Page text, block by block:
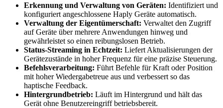
Erkennung und Verwaltung von Geräten: Identifiziert und
konfiguriert angeschlossene Haply Geräte automatisch.
Verwaltung der Eigentümerschaft: Verwaltet den Zugriff
auf Geräte über mehrere Anwendungen hinweg und
gewährleistet so einen reibungslosen Betrieb.
Status-Streaming in Echtzeit: Liefert Aktualisierungen der
Gerätezustände in hoher Frequenz für eine präzise Steuerung.
Befehlsverarbeitung: Führt Befehle für Kraft oder Position
mit hoher Wiedergabetreue aus und verbessert so das
haptische Feedback.
Hintergrundbetrieb: Läuft im Hintergrund und hält das
Gerät ohne Benutzereingriff betriebsbereit.